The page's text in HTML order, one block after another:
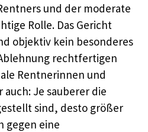
und der moderate
Rolle. Das Gericht
objektiv kein besonderes
rechtfertigen
Rentnerinnen und
Je sauberer die
sind, desto größer
gegen eine